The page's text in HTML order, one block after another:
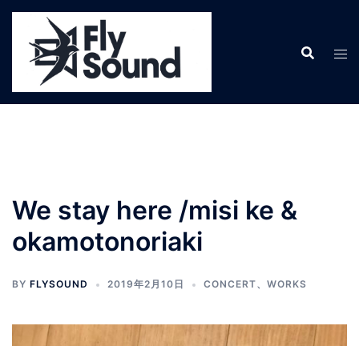
We stay here /misi ke &
okamotonoriaki
BY FLYSOUND 2019年2月10日 CONCERT、 WORKS